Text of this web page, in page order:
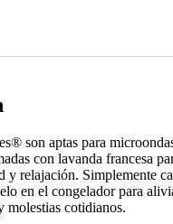
son aptas para
con lavanda francesa
y relajación. Simplemente
en el congelador para
molestias cotidianos.